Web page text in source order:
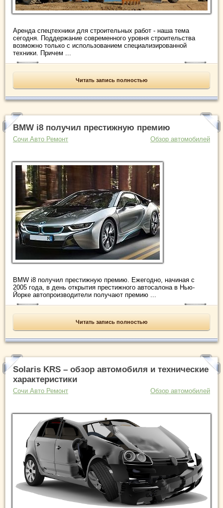
Аренда спецтехники для строительных работ - наша тема
сегодня. Поддержание современного уровня строительства
возможно только с использованием специализированной
техники. Причем ...
Читать запись полностью
BMW i8 получил престижную премию
Сочи Авто Ремонт Обзор автомобилей
BMW i8 получил престижную премию. Ежегодно, начиная с
2005 года, в день открытия престижного автосалона в Нью-
Йорке автопроизводители получают премию ...
Читать запись полностью
Solaris KRS – обзор автомобиля и технические
характеристики
Сочи Авто Ремонт Обзор автомобилей